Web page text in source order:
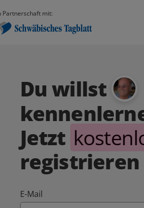
Partnerschaft mit:
Du willst
Jetzt
registrieren
E-Mail